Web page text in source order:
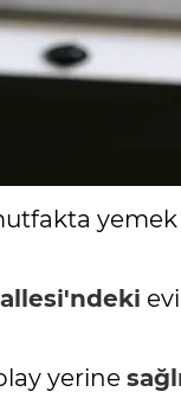
yemek
yerine